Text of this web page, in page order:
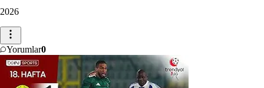
2026
Yorumlar0